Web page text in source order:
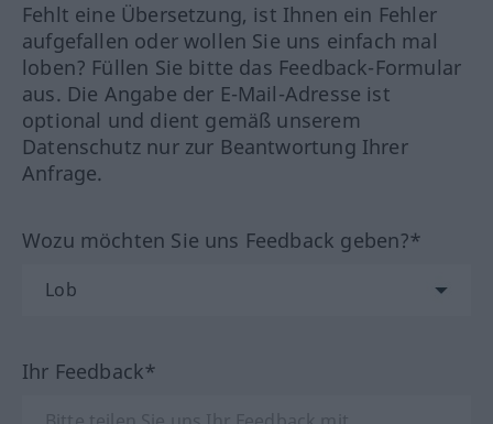
Fehlt eine Übersetzung, ist Ihnen ein Fehler
aufgefallen oder wollen Sie uns einfach mal
loben? Füllen Sie bitte das Feedback-Formular
aus. Die Angabe der E-Mail-Adresse ist
optional und dient gemäß unserem
Datenschutz nur zur Beantwortung Ihrer
Anfrage.
Wozu möchten Sie uns Feedback geben?*
Ihr Feedback*